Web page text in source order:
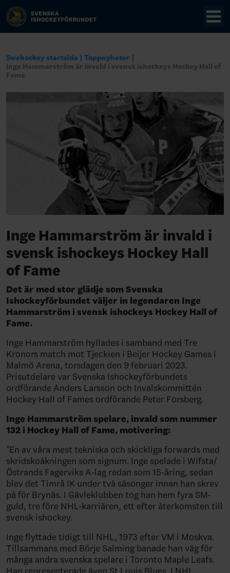
Swehockey startsida
Toppnyheter
Inge Hammarström är invald i svensk ishockeys Hockey Hall of
Fame
Inge Hammarström är invald i
svensk ishockeys Hockey Hall
of Fame
Det är med stor glädje som Svenska
Ishockeyförbundet väljer in legendaren Inge
Hammarström i svensk ishockeys Hockey Hall of
Fame.
Inge Hammarström hyllades i samband med Tre
Kronors match mot Tjeckien i Beijer Hockey Games i
Malmö Arena, torsdagen den 9 februari 2023.
Prisutdelare var Svenska Ishockeyförbundets
ordförande Anders Larsson och Invalskommittén
Hockey Hall of Fames ordförande Peter Forsberg.
Inge Hammarström spelare, invald som nummer
132 i Hockey Hall of Fame, motivering:
"En av våra mest tekniska och skickliga forwards med
skridskoåkningen som signum. Inge spelade i Wifsta/
Östrands Fagerviks A-lag redan som 15-åring, sedan
blev det Timrå IK under två säsonger innan han skrev
på för Brynäs. I Gävleklubben tog han hem fyra SM-
guld, tre före NHL-karriären, ett efter återkomsten till
svensk ishockey.
Inge flyttade tidigt till NHL, 1973 efter VM i Moskva.
Tillsammans med Börje Salming banade han väg för
många andra svenska spelare i Toronto Maple Leafs.
Han representerade även St Louis Blues. I NHL